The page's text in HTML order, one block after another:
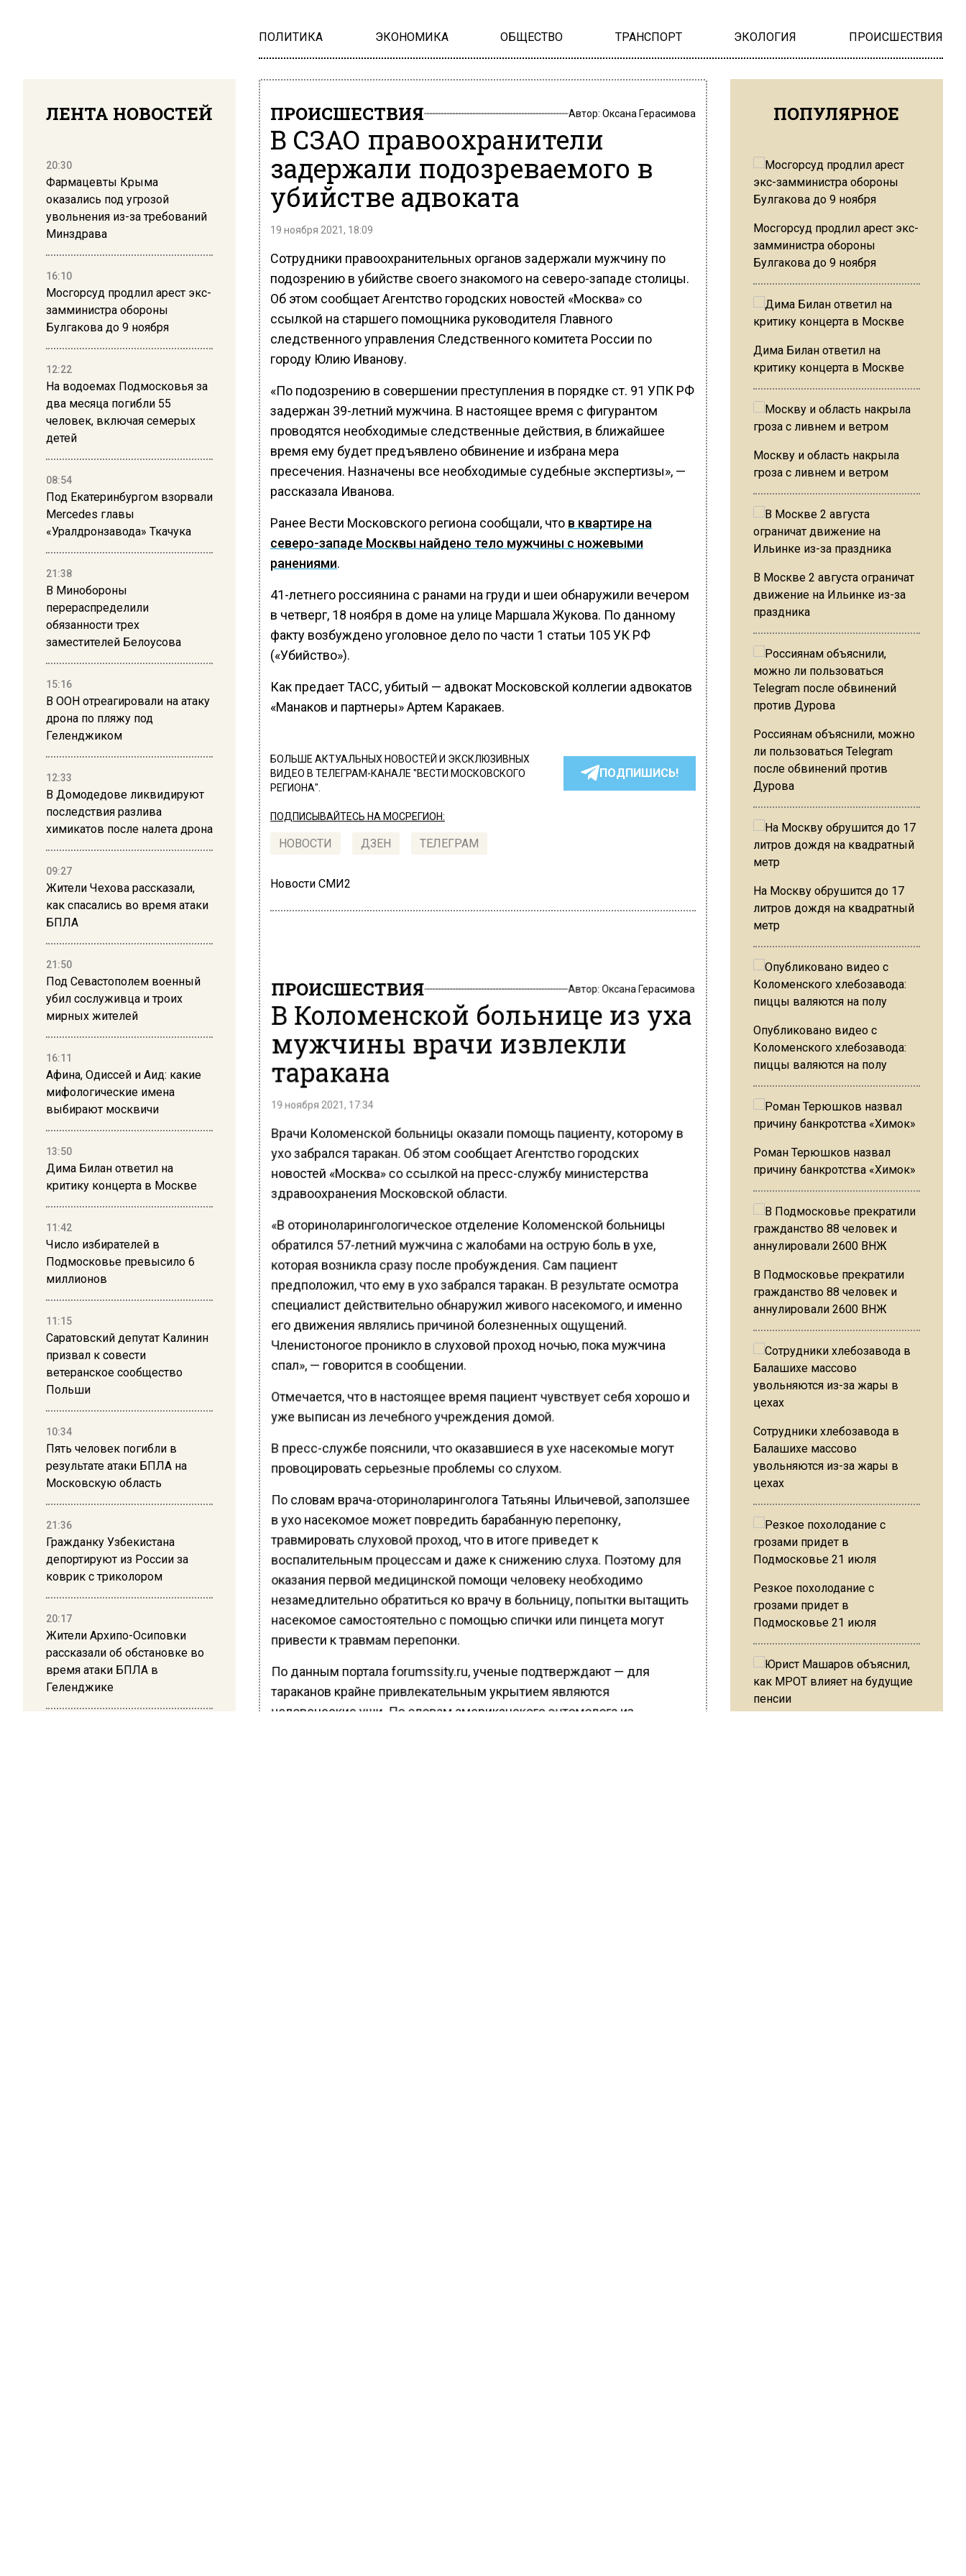
ПОЛИТИКА ЭКОНОМИКА ОБЩЕСТВО ТРАНСПОРТ ЭКОЛОГИЯ ПРОИСШЕСТВИЯ
ЛЕНТА НОВОСТЕЙ
20:30
Фармацевты Крыма
оказались под угрозой
увольнения из-за требований
Минздрава
16:10
Мосгорсуд продлил арест экс-
замминистра обороны
Булгакова до 9 ноября
12:22
На водоемах Подмосковья за
два месяца погибли 55
человек, включая семерых
детей
08:54
Под Екатеринбургом взорвали
Mercedes главы
«Уралдронзавода» Ткачука
21:38
В Минобороны
перераспределили
обязанности трех
заместителей Белоусова
15:16
В ООН отреагировали на атаку
дрона по пляжу под
Геленджиком
12:33
В Домодедове ликвидируют
последствия разлива
химикатов после налета дрона
09:27
Жители Чехова рассказали,
как спасались во время атаки
БПЛА
21:50
Под Севастополем военный
убил сослуживца и троих
мирных жителей
16:11
Афина, Одиссей и Аид: какие
мифологические имена
выбирают москвичи
13:50
Дима Билан ответил на
критику концерта в Москве
11:42
Число избирателей в
Подмосковье превысило 6
миллионов
11:15
Саратовский депутат Калинин
призвал к совести
ветеранское сообщество
Польши
10:34
Пять человек погибли в
результате атаки БПЛА на
Московскую область
21:36
Гражданку Узбекистана
депортируют из России за
коврик с триколором
20:17
Жители Архипо-Осиповки
рассказали об обстановке во
время атаки БПЛА в
Геленджике
ПРОИСШЕСТВИЯ Автор: Оксана Герасимова
В СЗАО правоохранители
задержали подозреваемого в
убийстве адвоката
19 ноября 2021, 18:09
Сотрудники правоохранительных органов задержали мужчину по
подозрению в убийстве своего знакомого на северо-западе столицы.
Об этом сообщает Агентство городских новостей «Москва» со
ссылкой на старшего помощника руководителя Главного
следственного управления Следственного комитета России по
городу Юлию Иванову.
«По подозрению в совершении преступления в порядке ст. 91 УПК РФ
задержан 39-летний мужчина. В настоящее время с фигурантом
проводятся необходимые следственные действия, в ближайшее
время ему будет предъявлено обвинение и избрана мера
пресечения. Назначены все необходимые судебные экспертизы», —
рассказала Иванова.
Ранее Вести Московского региона сообщали, что в квартире на
северо-западе Москвы найдено тело мужчины с ножевыми
ранениями.
41-летнего россиянина с ранами на груди и шеи обнаружили вечером
в четверг, 18 ноября в доме на улице Маршала Жукова. По данному
факту возбуждено уголовное дело по части 1 статьи 105 УК РФ
(«Убийство»).
Как предает ТАСС, убитый — адвокат Московской коллегии адвокатов
«Манаков и партнеры» Артем Каракаев.
БОЛЬШЕ АКТУАЛЬНЫХ НОВОСТЕЙ И ЭКСКЛЮЗИВНЫХ
ВИДЕО В ТЕЛЕГРАМ-КАНАЛЕ "ВЕСТИ МОСКОВСКОГО
РЕГИОНА".
ПОДПИШИСЬ!
ПОДПИСЫВАЙТЕСЬ НА МОСРЕГИОН:
НОВОСТИ ДЗЕН ТЕЛЕГРАМ
Новости СМИ2
ПРОИСШЕСТВИЯ Автор:Оксана Герасимова
В Коломенской больнице из уха
мужчины врачи извлекли
таракана
19 ноября 2021, 17:34
Врачи Коломенской больницы оказали помощь пациенту, которому в
ухо забрался таракан. Об этом сообщает Агентство городских
новостей «Москва» со ссылкой на пресс-службу министерства
здравоохранения Московской области.
«В оториноларингологическое отделение Коломенской больницы
обратился 57-летний мужчина с жалобами на острую боль в ухе,
которая возникла сразу после пробуждения. Сам пациент
предположил, что ему в ухо забрался таракан. В результате осмотра
специалист действительно обнаружил живого насекомого, и именно
его движения являлись причиной болезненных ощущений.
Членистоногое проникло в слуховой проход ночью, пока мужчина
спал», — говорится в сообщении.
Отмечается, что в настоящее время пациент чувствует себя хорошо и
уже выписан из лечебного учреждения домой.
В пресс-службе пояснили, что оказавшиеся в ухе насекомые могут
провоцировать серьезные проблемы со слухом.
По словам врача-оториноларинголога Татьяны Ильичевой, заползшее
в ухо насекомое может повредить барабанную перепонку,
травмировать слуховой проход, что в итоге приведет к
воспалительным процессам и даже к снижению слуха. Поэтому для
оказания первой медицинской помощи человеку необходимо
незамедлительно обратиться ко врачу в больницу, попытки вытащить
насекомое самостоятельно с помощью спички или пинцета могут
привести к травмам перепонки.
По данным портала forumssity.ru, ученые подтверждают — для
тараканов крайне привлекательным укрытием являются
человеческие уши. По словам американского энтомолога из
ПОПУЛЯРНОЕ
Мосгорсуд продлил арест экс-
замминистра обороны
Булгакова до 9 ноября
Дима Билан ответил на
критику концерта в Москве
Москву и область накрыла
гроза с ливнем и ветром
В Москве 2 августа ограничат
движение на Ильинке из-за
праздника
Россиянам объяснили, можно
ли пользоваться Telegram
после обвинений против
Дурова
На Москву обрушится до 17
литров дождя на квадратный
метр
Опубликовано видео с
Коломенского хлебозавода:
пиццы валяются на полу
Роман Терюшков назвал
причину банкротства «Химок»
В Подмосковье прекратили
гражданство 88 человек и
аннулировали 2600 ВНЖ
Сотрудники хлебозавода в
Балашихе массово
увольняются из-за жары в
цехах
Резкое похолодание с
грозами придет в
Подмосковье 21 июля